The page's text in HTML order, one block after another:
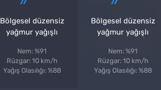
Bölgesel düzensiz
yağmur yağışlı
Nem: %91
Rüzgar: 10 km/h
Yağış Olasılığı: %88
Bölgesel düzensiz
yağmur yağışlı
Nem: %91
Rüzgar: 10 km/h
Yağış Olasılığı: %88